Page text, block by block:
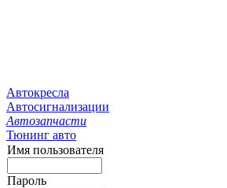
Автокресла
Автосигнализации
Автозапчасти
Тюнинг авто
Имя пользователя
Пароль